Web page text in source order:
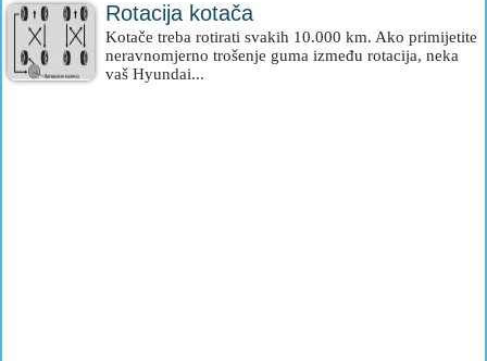
Rotacija kotača
Kotače treba rotirati svakih 10.000 km. Ako primijetite
neravnomjerno trošenje guma između rotacija, neka
vaš Hyundai...